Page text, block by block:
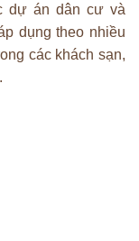
dự án dân cư và
dụng theo nhiều
các khách sạn,